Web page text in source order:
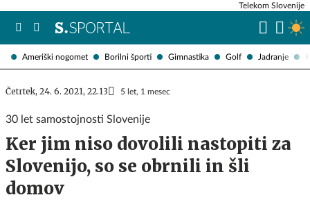
Ameriški nogomet Borilni športi Gimnastika Golf Jadranje
Telekom Slovenije
Četrtek, 24. 6. 2021, 22.13 5 let, 1 mesec
30 let samostojnosti Slovenije
Ker jim niso dovolili nastopiti za
Slovenijo, so se obrnili in šli
domov